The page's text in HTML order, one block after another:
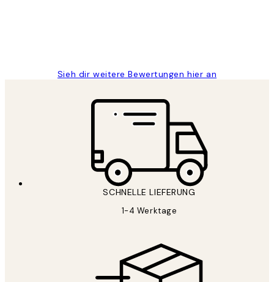
Sieh dir weitere Bewertungen hier an
SCHNELLE LIEFERUNG
1-4 Werktage